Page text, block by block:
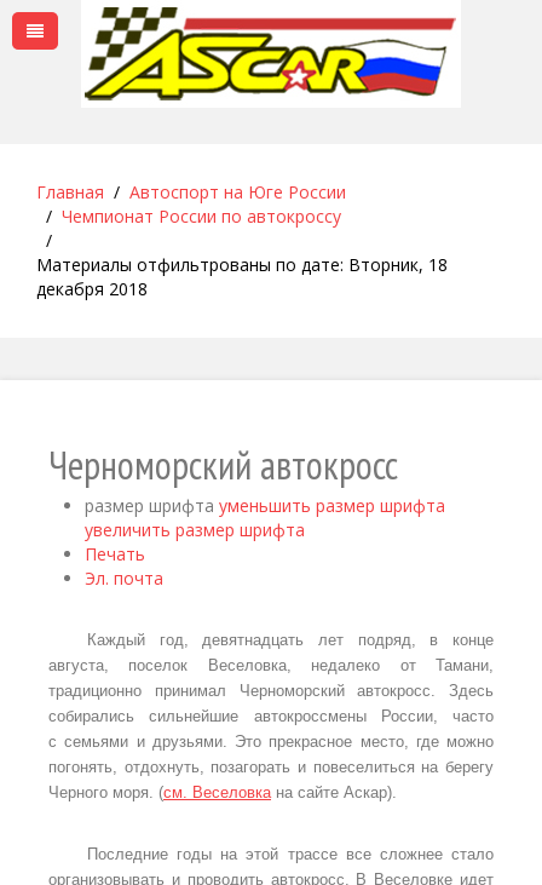
Главная
Автоспорт на Юге России
Чемпионат России по автокроссу
Материалы отфильтрованы по дате: Вторник, 18
декабря 2018
Черноморский автокросс
размер шрифта уменьшить размер шрифта
увеличить размер шрифта
Печать
Эл. почта
Каждый год, девятнадцать лет подряд, в конце
августа, поселок Веселовка, недалеко от Тамани,
традиционно принимал Черноморский автокросс. Здесь
собирались сильнейшие автокроссмены России, часто
с семьями и друзьями. Это прекрасное место, где можно
погонять, отдохнуть, позагорать и повеселиться на берегу
Черного моря. (см. Веселовкана сайте Аскар).
Последние годы на этой трассе все сложнее стало
организовывать и проводить автокросс. В Веселовке идет